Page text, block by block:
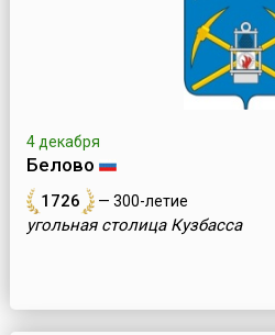
4 декабря
Белово
1726 — 300-летие
угольная столица Кузбасса